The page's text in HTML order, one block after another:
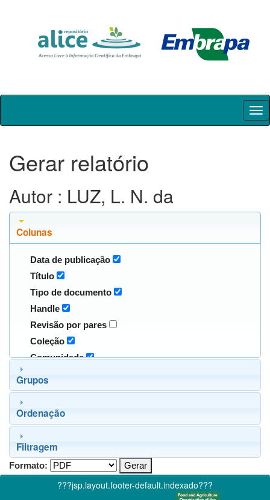
Skip
Gerar relatório
Autor : LUZ, L. N. da
Colunas
Data de publicação
Título
Tipo de documento
Handle
Revisão por pares
Coleção
Comunidade
Grupos
Ordenação
Filtragem
Formato:
???jsp.layout.footer-default.indexado???